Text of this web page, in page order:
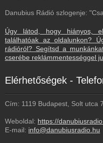
Danubius Rádió szlogenje:
Úgy látod, hogy hiányos,
találhatóak az oldalunkon?
rádióról? Segítsd a
cserébe reklámmentességgel
Cím: 1119 Budapest, Solt utca
Weboldal: https://
E-mail: info@danubiusradio.hu